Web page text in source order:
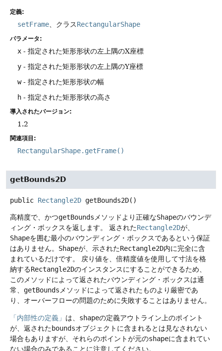
定義:
setFrame 、クラスRectangularShape
パラメータ:
x - 指定された矩形形状の左上隅のX座標
y - 指定された矩形形状の左上隅のY座標
w- 指定された矩形形状の幅
h - 指定された矩形形状の高さ
導入されたバージョン:
1.2
関連項目:
RectangularShape.getFrame()
getBounds2D
public Rectangle2D getBounds2D()
高精度で、かつgetBounds メソッドより正確なShapeのバウンデ
ィング・ボックスを返します。
返されたRectangle2Dが、
Shapeを囲む最小のバウンディング・ボックスであるという保証
はありません。 Shapeが、示されたRectangle2D内に完全に含
まれているだけです。
戻り値を、倍精度値を使用して寸法を格
納するRectangle2Dのインスタンスにすることができるため、
このメソッドによって返されたバウンディング・ボックスは通
常、 getBounds メソッドによって返されたものより厳密であ
り、オーバーフローの問題のために失敗することはありません。
「内部性の定義」 は、 shapeの定義アウトライン上のポイント
が、返されたboundsオブジェクトに含まれるとは見なされない
場合もありますが、それらのポイントが元のshapeに含まれてい
ない場合のみであることに注意してください。